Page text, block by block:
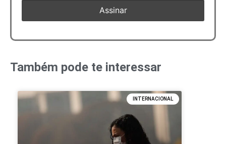
Também pode te interessar
INTERNACIONAL